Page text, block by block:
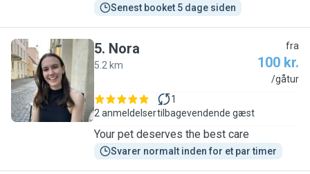
Senest booket 5 dage siden
N
5. Nora
5.2 km
fra
100 kr.
/gåtur
2 anmeldelser
1
tilbagevendende gæst
Your pet deserves the best care
Svarer normalt inden for et par timer